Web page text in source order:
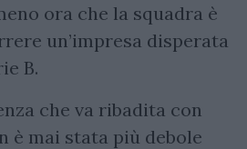
ora che la squadra è
un’impresa disperata
B.
che va ribadita con
è mai stata più debole